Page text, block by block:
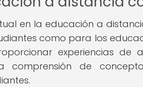
en la educación a
como para los
experiencias de
comprensión de